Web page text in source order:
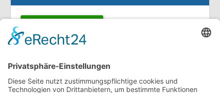
Noch kein Mitglied im unternehmerinnen forum
Für Mitgliedsfrauen: zum Erstellen eigener Angebote
und zum Bearbeiten des Unternehmensprofils bitte
einloggen!